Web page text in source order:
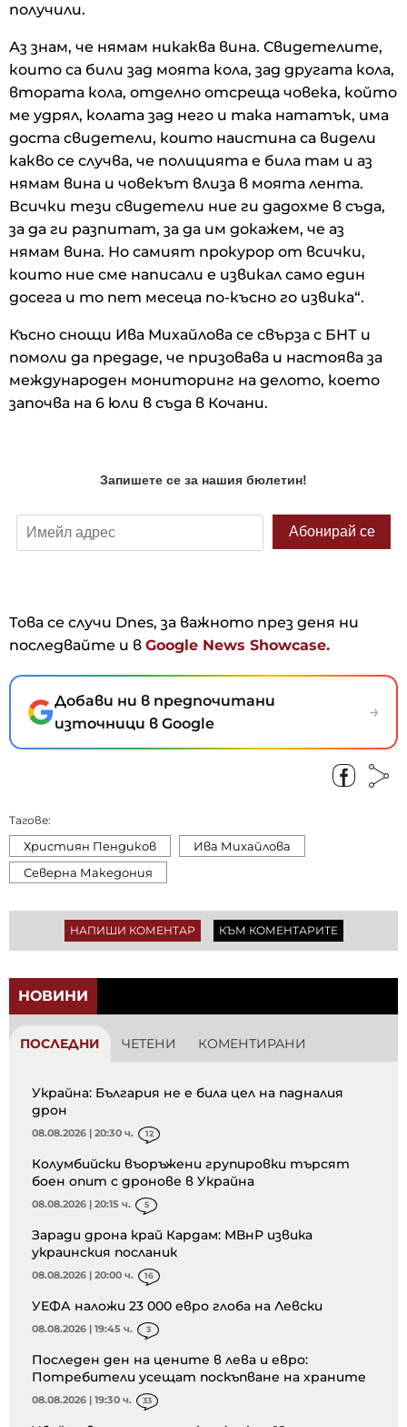
получили.
Аз знам, че нямам никаква вина. Свидетелите,
които са били зад моята кола, зад другата кола,
втората кола, отделно отсреща човека, който
ме удрял, колата зад него и така нататък, има
доста свидетели, които наистина са видели
какво се случва, че полицията е била там и аз
нямам вина и човекът влиза в моята лента.
Всички тези свидетели ние ги дадохме в съда,
за да ги разпитат, за да им докажем, че аз
нямам вина. Но самият прокурор от всички,
които ние сме написали е извикал само един
досега и то пет месеца по-късно го извика“.
Късно снощи Ива Михайлова се свърза с БНТ и
помоли да предаде, че призовава и настоява за
международен мониторинг на делото, което
започва на 6 юли в съда в Кочани.
Това се случи Dnes, за важното през деня ни
последвайте и в Google News Showcase.
Добави ни в предпочитани
източници в Google
→
Тагове:
Християн Пендиков
Ива Михайлова
Северна Македония
НАПИШИ КОМЕНТАР КЪМ КОМЕНТАРИТЕ
НОВИНИ
ПОСЛЕДНИ ЧЕТЕНИ КОМЕНТИРАНИ
Украйна: България не е била цел на падналия
дрон
08.08.2026 | 20:30 ч. 12
Колумбийски въоръжени групировки търсят
боен опит с дронове в Украйна
08.08.2026 | 20:15 ч. 5
Заради дрона край Кардам: МВнР извика
украинския посланик
08.08.2026 | 20:00 ч. 16
УЕФА наложи 23 000 евро глоба на Левски
08.08.2026 | 19:45 ч. 3
Последен ден на цените в лева и евро:
Потребители усещат поскъпване на храните
08.08.2026 | 19:30 ч. 33